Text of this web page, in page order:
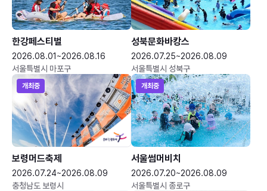
한강페스티벌
2026.08.01~2026.08.16
서울특별시 마포구
성북문화바캉스
2026.07.25~2026.08.09
서울특별시 성북구
개최중
보령머드축제
2026.07.24~2026.08.09
충청남도 보령시
개최중
서울썸머비치
2026.07.20~2026.08.09
서울특별시 종로구